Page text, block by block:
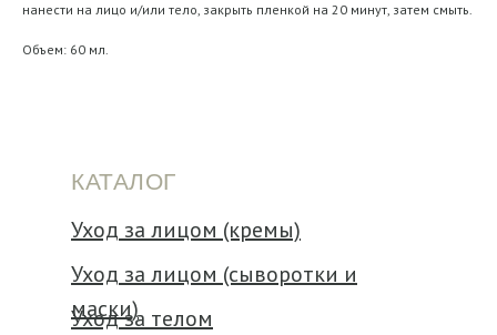
нанести на лицо и/или тело, закрыть пленкой на 20 минут, затем смыть.
Объем: 60 мл.
Уход за лицом (кремы)
Уход за лицом (сыворотки и
маски)
Уход за телом
КАТАЛОГ